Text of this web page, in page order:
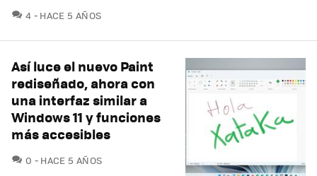
4 COMENTARIOS
HACE 5 AÑOS
Así luce el nuevo Paint
rediseñado, ahora con
una interfaz similar a
Windows 11 y funciones
más accesibles
0 COMENTARIOS
HACE 5 AÑOS